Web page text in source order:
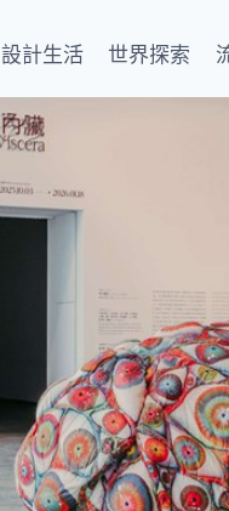
設計生活 世界探索